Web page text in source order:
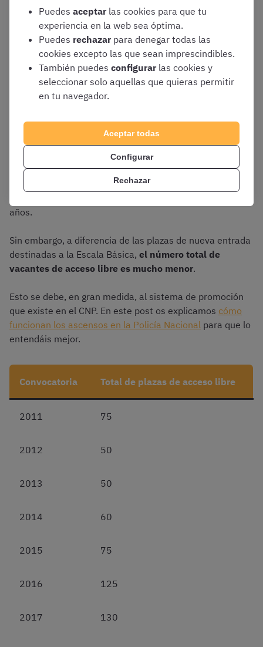
Evolución de las plazas
de Policía Nacional
Escala Ejecutiva por
Acceso Libre hasta 2026
Las plazas ofertadas en laEscala Ejecutiva de la Policía
años.
Sin embargo, a diferencia de las plazas de nueva entrada
destinadas a la Escala Básica, el número total de
vacantes de acceso libre es mucho menor.
Esto se debe, en gran medida, al sistema de promoción
que existe en el CNP. En este post os explicamos cómo
funcionan los ascensos en la Policía Nacional para que lo
entendáis mejor.
Convocatoria Total de plazas de acceso libre
2011 75
2012 50
2013 50
2014 60
2015 75
2016 125
2017 130
Puedes aceptar las cookies para que tu
experiencia en la web sea óptima.
Puedes rechazar para denegar todas las
cookies excepto las que sean imprescindibles.
También puedes configurar las cookies y
seleccionar solo aquellas que quieras permitir
en tu navegador.
Aceptar todas
Configurar
Rechazar